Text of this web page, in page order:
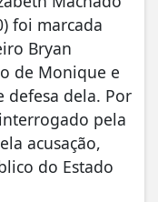
foi marcada
Bryan
de Monique e
defesa dela. Por
pela
acusação,
do Estado